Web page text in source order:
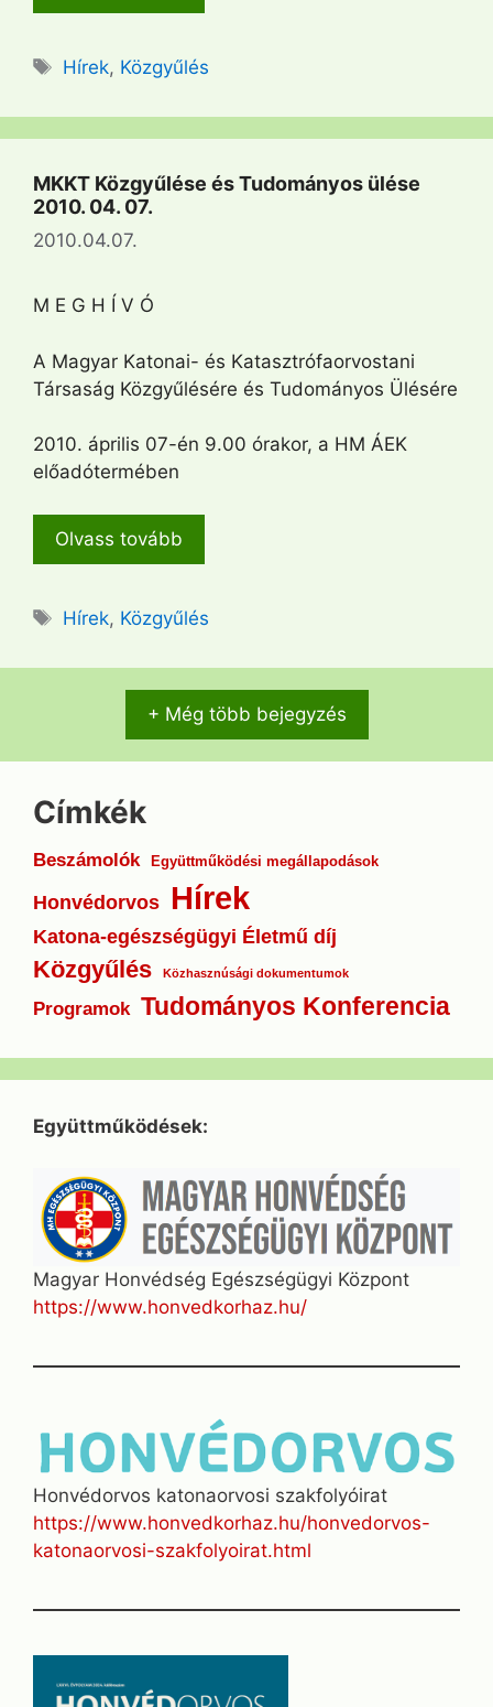
Címkék
Hírek, Közgyűlés
MKKT Közgyűlése és Tudományos ülése
2010. 04. 07.
2010.04.07.
M E G H Í V Ó
A Magyar Katonai- és Katasztrófaorvostani
Társaság Közgyűlésére és Tudományos Ülésére
2010. április 07-én 9.00 órakor, a HM ÁEK
előadótermében
Olvass tovább
Címkék
Hírek, Közgyűlés
+ Még több bejegyzés
Címkék
Beszámolók Együttműködési megállapodások
Honvédorvos Hírek
Katona-egészségügyi Életmű díj
Közgyűlés Közhasznúsági dokumentumok
Programok Tudományos Konferencia
Együttműködések:
Magyar Honvédség Egészségügyi Központ
https://www.honvedkorhaz.hu/
Honvédorvos katonaorvosi szakfolyóirat
https://www.honvedkorhaz.hu/honvedorvos-
katonaorvosi-szakfolyoirat.html